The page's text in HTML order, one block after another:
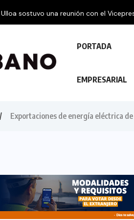
Ulloa sostuvo una reunión con el
PORTADA
EMPRESARIAL
Exportaciones de energía eléctrica